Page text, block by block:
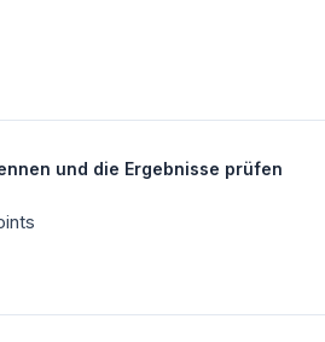
und die Ergebnisse prüfen